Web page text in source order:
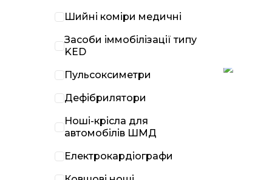
Шийні коміри медичні
Засоби іммобілізації типу
KED
Пульсоксиметри
Дефібрилятори
Ноші-крісла для
автомобілів ШМД
Електрокардіографи